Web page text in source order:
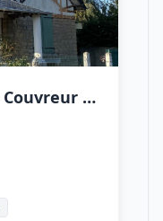
Anthony Couverture - Couvreur - Caen